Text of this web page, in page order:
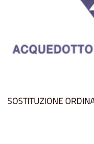
SOSTITUZIONE